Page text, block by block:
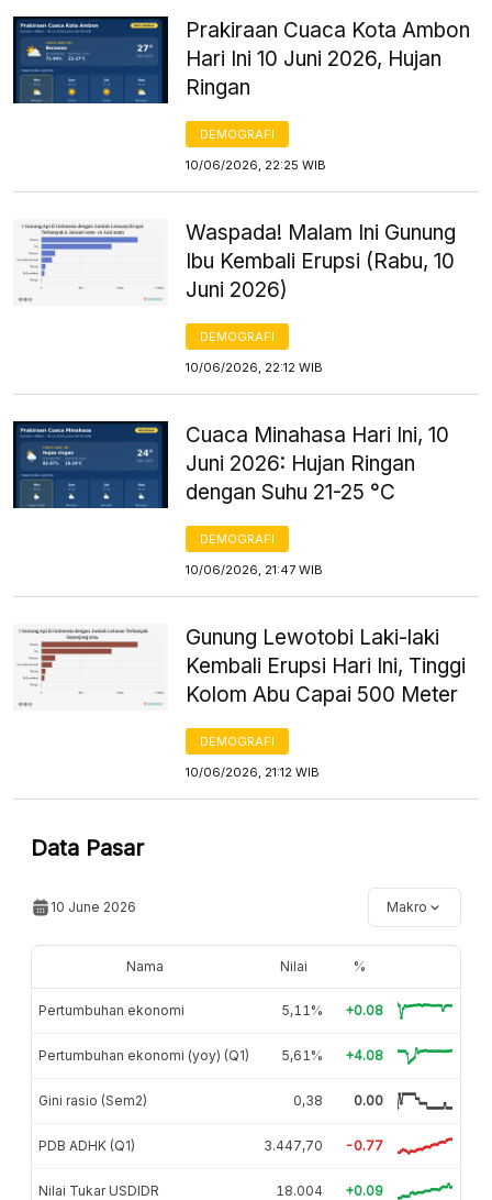
Prakiraan Cuaca Kota Ambon
Hari Ini 10 Juni 2026, Hujan
Ringan
DEMOGRAFI
10/06/2026, 22:25 WIB
Waspada! Malam Ini Gunung
Ibu Kembali Erupsi (Rabu, 10
Juni 2026)
DEMOGRAFI
10/06/2026, 22:12 WIB
Cuaca Minahasa Hari Ini, 10
Juni 2026: Hujan Ringan
dengan Suhu 21-25 °C
DEMOGRAFI
10/06/2026, 21:47 WIB
Gunung Lewotobi Laki-laki
Kembali Erupsi Hari Ini, Tinggi
Kolom Abu Capai 500 Meter
DEMOGRAFI
10/06/2026, 21:12 WIB
Data Pasar
10 June 2026 Makro
Nama Nilai %
Pertumbuhan ekonomi 5,11% +0.08
Pertumbuhan ekonomi (yoy) (Q1) 5,61% +4.08
Gini rasio (Sem2) 0,38 0.00
PDB ADHK (Q1) 3.447,70 -0.77
Nilai Tukar USDIDR 18.004 +0.09